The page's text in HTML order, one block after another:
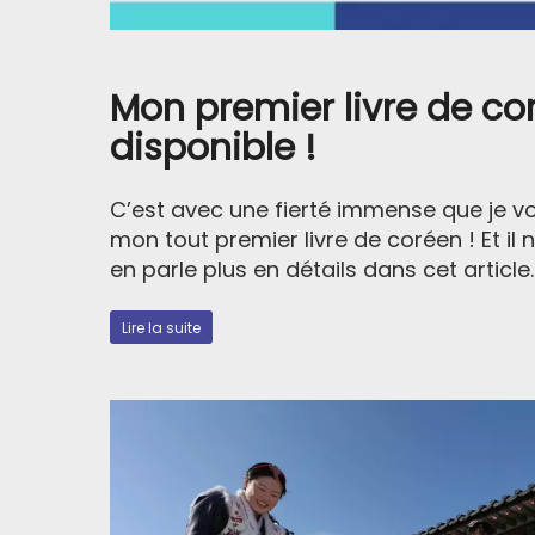
Mon premier livre de
disponible !
C’est avec une fierté immense que je
mon tout premier livre de coréen ! Et il
en parle plus en détails dans cet
Lire la suite
Près de 500
Savoir lire l'heure,
Je veux recevoir